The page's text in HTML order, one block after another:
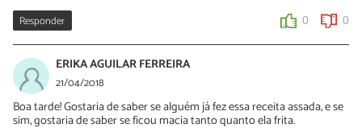
Responder 0 0
ERIKA AGUILAR FERREIRA
21/04/2018
Boa tarde! Gostaria de saber se alguém já fez essa receita assada, e se
sim, gostaria de saber se ficou macia tanto quanto ela frita.